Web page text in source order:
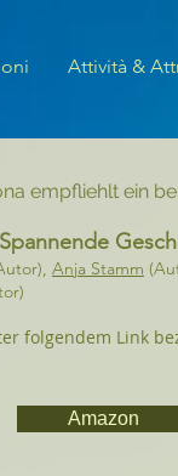
Attività &
empfliehlt ein
Anja Stamm
folgendem Link
Amazon